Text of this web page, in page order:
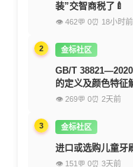
装”交智商税了🍼
👁 462💬 0⏰ 18小时前
2 金标社区
GB/T
的定义及颜色特征
👁 269💬 0⏰ 2天前
3 金标社区
进口或选购儿童牙
👁 151 💬 0⏰ 3天前